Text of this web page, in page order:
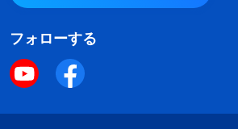
フォローする